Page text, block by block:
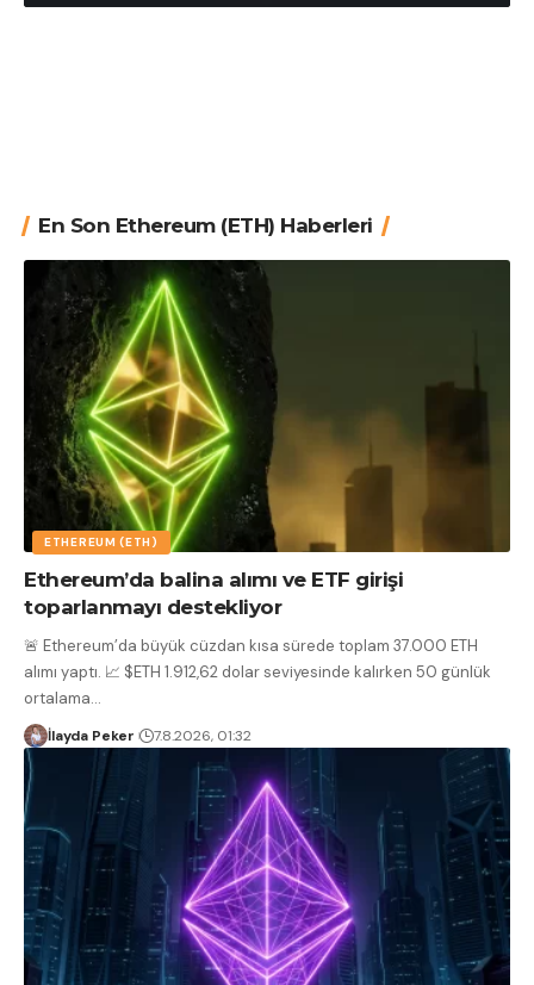
En Son Ethereum (ETH) Haberleri
ETHEREUM (ETH)
Ethereum’da balina alımı ve ETF girişi
toparlanmayı destekliyor
🚨 Ethereum’da büyük cüzdan kısa sürede toplam 37.000 ETH
alımı yaptı. 📈 $ETH 1.912,62 dolar seviyesinde kalırken 50 günlük
ortalama…
İlayda Peker 7.8.2026, 01:32